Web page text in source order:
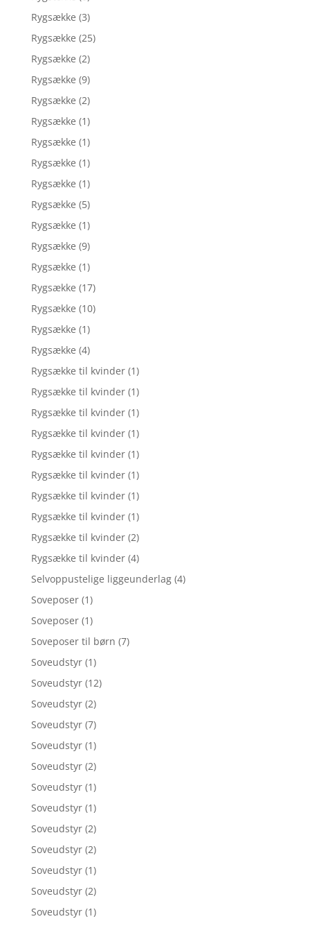
Rygsække (3)
Rygsække (25)
Rygsække (2)
Rygsække (9)
Rygsække (2)
Rygsække (1)
Rygsække (1)
Rygsække (1)
Rygsække (1)
Rygsække (5)
Rygsække (1)
Rygsække (9)
Rygsække (1)
Rygsække (17)
Rygsække (10)
Rygsække (1)
Rygsække (4)
Rygsække til kvinder (1)
Rygsække til kvinder (1)
Rygsække til kvinder (1)
Rygsække til kvinder (1)
Rygsække til kvinder (1)
Rygsække til kvinder (1)
Rygsække til kvinder (1)
Rygsække til kvinder (1)
Rygsække til kvinder (2)
Rygsække til kvinder (4)
Selvoppustelige liggeunderlag (4)
Soveposer (1)
Soveposer (1)
Soveposer til børn (7)
Soveudstyr (1)
Soveudstyr (12)
Soveudstyr (2)
Soveudstyr (7)
Soveudstyr (1)
Soveudstyr (2)
Soveudstyr (1)
Soveudstyr (1)
Soveudstyr (2)
Soveudstyr (2)
Soveudstyr (1)
Soveudstyr (2)
Soveudstyr (1)